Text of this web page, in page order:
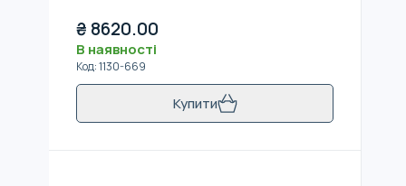
₴ 8620.00
В наявності
Код:1130-669
Купити